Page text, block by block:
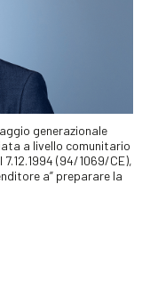
generazionale
a livello comunitario
(94/1069/CE),
a” preparare la